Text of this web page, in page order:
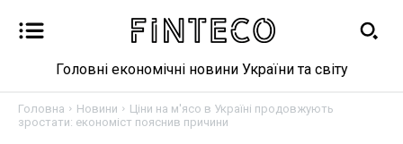
Головні економічні новини України та світу
Головна Новини
Ціни на м'ясо в Україні продовжують
зростати: економіст пояснив причини